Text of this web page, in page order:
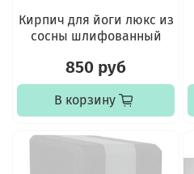
Кирпич для йоги люкс из
сосны шлифованный
850 руб
В корзину